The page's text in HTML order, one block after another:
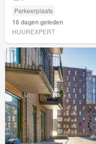
Parkeerplaats
16 dagen geleden
HUUREXPERT